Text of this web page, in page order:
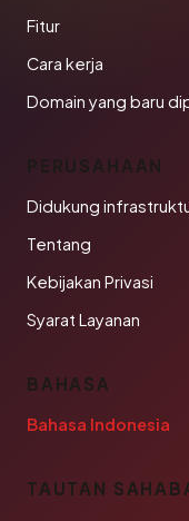
Fitur
Cara kerja
Domain yang baru
PERUSAHAAN
Didukung
Tentang
Kebijakan Privasi
Syarat Layanan
BAHASA
Bahasa Indonesia
TAUTAN